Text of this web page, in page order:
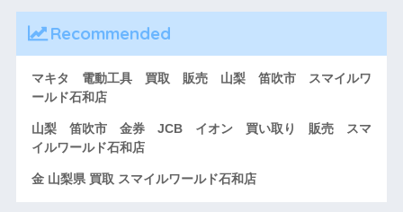
Recommended
マキタ 電動工具 買取 販売 山梨 笛吹市 スマイルワ
ールド石和店
山梨 笛吹市 金券 JCB イオン 買い取り 販売 スマ
イルワールド石和店
金 山梨県 買取 スマイルワールド石和店